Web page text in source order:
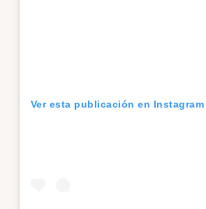
Ver esta publicación en Instagram